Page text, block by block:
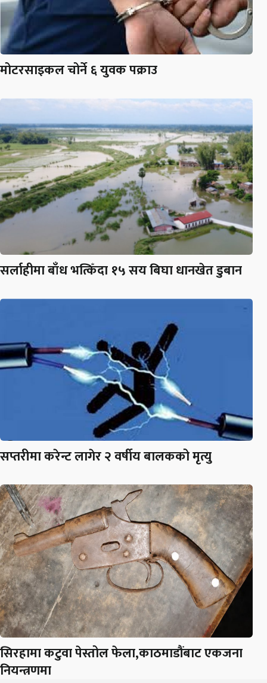
मोटरसाइकल चोर्ने ६ युवक पक्राउ
सर्लाहीमा बाँध भत्किँदा १५ सय बिघा धानखेत डुबान
सप्तरीमा करेन्ट लागेर २ वर्षीय बालकको मृत्यु
सिरहामा कटुवा पेस्तोल फेला,काठमाडौंबाट एकजना
नियन्त्रणमा